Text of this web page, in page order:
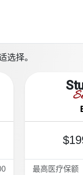
选择。
最高医疗保额